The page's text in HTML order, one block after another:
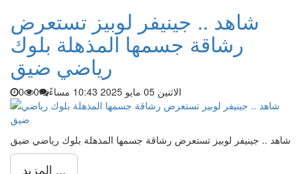
شاهد .. جينيفر لوبيز تستعرض
رشاقة جسمها المذهلة بلوك
رياضي ضيق
الاثنين 05 مايو 2025 10:43 مساءً 0
0
شاهد .. جينيفر لوبيز تستعرض رشاقة جسمها المذهلة بلوك رياضي ضيق
المزيد ...